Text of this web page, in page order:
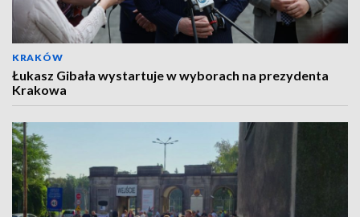
KRAKÓW
Łukasz Gibała wystartuje w wyborach na prezydenta
Krakowa